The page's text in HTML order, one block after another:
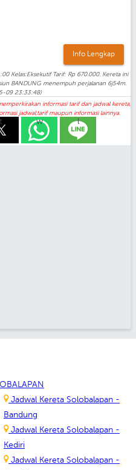
Info Lengkap
Kelas:Eksekutif Tarif: Rp 670.000. Kereta ini
BANDUNG menempuh perjalanan 6j54m.
09 23:33:48)
informasi tarif dan jadwal kereta,
jadwal,tarif maupun informasi lainnya.
t w l
Jadwal Kereta Solobalapan -
Bandung
Jadwal Kereta Solobalapan -
Kediri
Jadwal Kereta Solobalapan -